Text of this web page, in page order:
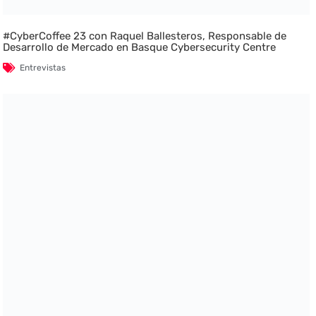
#CyberCoffee 23 con Raquel Ballesteros, Responsable de
Desarrollo de Mercado en Basque Cybersecurity Centre
Entrevistas